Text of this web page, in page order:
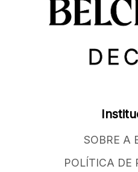
SOBRE A
POLÍTICA DE